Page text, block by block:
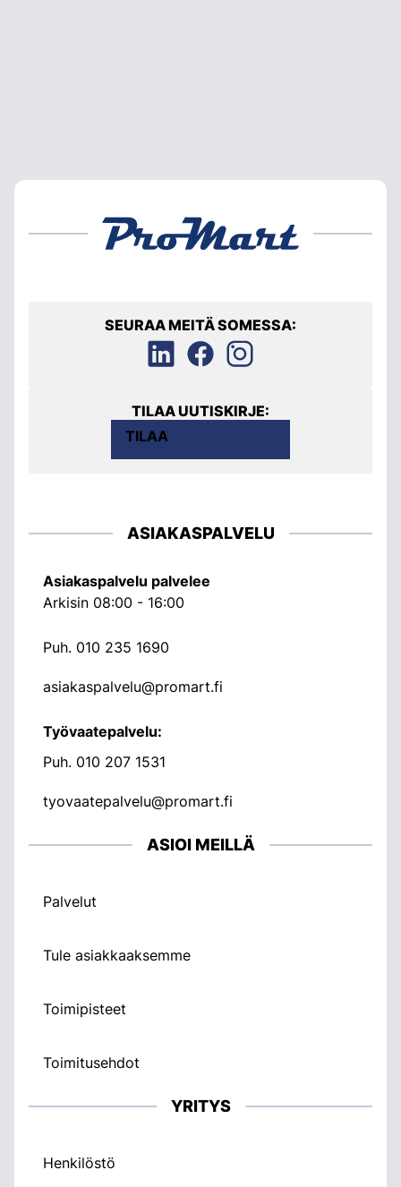
SEURAA MEITÄ SOMESSA:
TILAA UUTISKIRJE:
TILAA
ASIAKASPALVELU
Asiakaspalvelu palvelee
Arkisin 08:00 - 16:00
Puh. 010 235 1690
asiakaspalvelu@promart.fi
Työvaatepalvelu:
Puh. 010 207 1531
tyovaatepalvelu@promart.fi
ASIOI MEILLÄ
Palvelut
Tule asiakkaaksemme
Toimipisteet
Toimitusehdot
YRITYS
Henkilöstö